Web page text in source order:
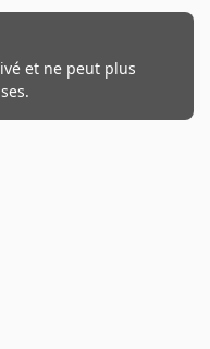
et ne peut plus